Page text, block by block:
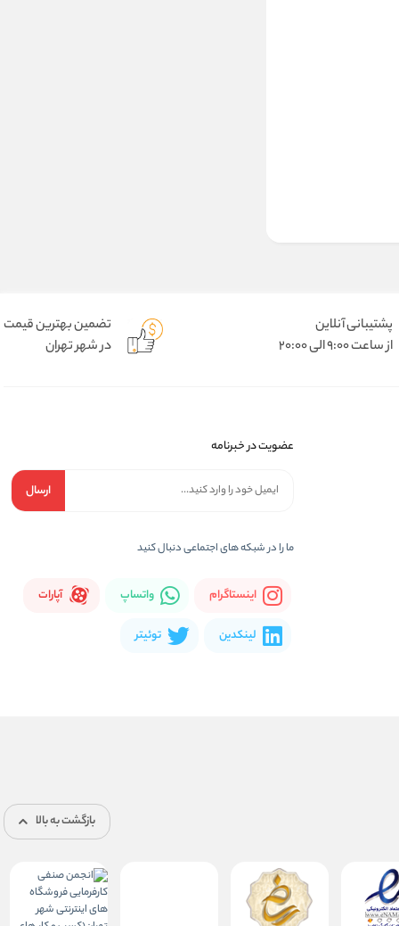
پشتیبانی آنلاین
از ساعت 9:00 الی 20:00
تضمین بهترین قیمت
در شهر تهران
عضویت در خبرنامه
ارسال
ما را در شبكه های اجتماعی دنبال کنید
اینستاگرام واتساپ آپارات
لینکدین توئیتر
بازگشت به بالا